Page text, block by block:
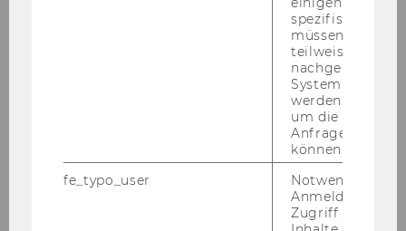
über LEARN hoch­lädt, muss wei­ter­hin ein ge­
Ba­che­lor­stu­di­um Wirtschafts-​
spezifischen
müssen
teilweise von
nachgelagerten
System
werden.
um die Antwort
Anfrage
können.
fe_typo_user
Notwendig für
Anmeldung und
Zugriff auf